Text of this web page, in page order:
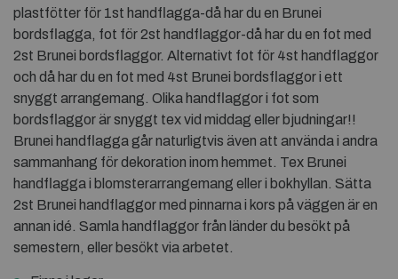
plastfötter för 1st handflagga-då har du en Brunei
bordsflagga, fot för 2st handflaggor-då har du en fot med
2st Brunei bordsflaggor. Alternativt fot för 4st handflaggor
och då har du en fot med 4st Brunei bordsflaggor i ett
snyggt arrangemang. Olika handflaggor i fot som
bordsflaggor är snyggt tex vid middag eller bjudningar!!
Brunei handflagga går naturligtvis även att använda i andra
sammanhang för dekoration inom hemmet. Tex Brunei
handflagga i blomsterarrangemang eller i bokhyllan. Sätta
2st Brunei handflaggor med pinnarna i kors på väggen är en
annan idé. Samla handflaggor från länder du besökt på
semestern, eller besökt via arbetet.